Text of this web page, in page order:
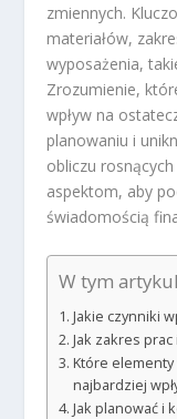
zmiennych.
materiałów,
wyposażenia,
Zrozumienie,
wpływ na
planowaniu i
obliczu
aspektom, aby
świadomością
W tym
Jakie czynniki
Jak zakres
Które
najbardziej
Jak planować i